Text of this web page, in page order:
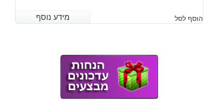
מידע נוסף הוסף לסל מידע נוסף